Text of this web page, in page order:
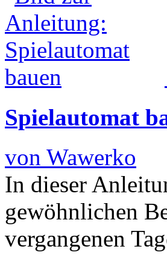
Spielautomat
von Wawerko
In dieser
gewöhnlichen
vergangenen